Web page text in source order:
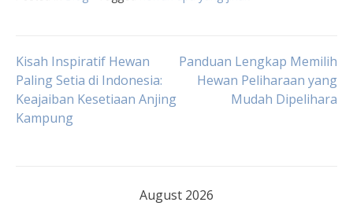
Post
navigation
Kisah Inspiratif Hewan
Paling Setia di Indonesia:
Keajaiban Kesetiaan Anjing
Kampung
Panduan Lengkap Memilih
Hewan Peliharaan yang
Mudah Dipelihara
August 2026